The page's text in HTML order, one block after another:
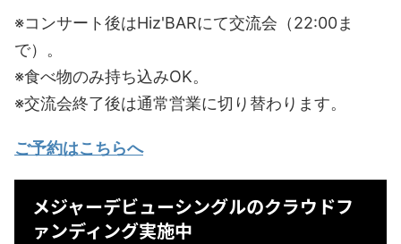
※コンサート後はHiz'BARにて交流会（22:00ま
で）。
※食べ物のみ持ち込みOK。
※交流会終了後は通常営業に切り替わります。
ご予約はこちらへ
メジャーデビューシングルのクラウドフ
ァンディング実施中